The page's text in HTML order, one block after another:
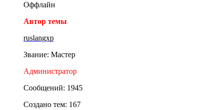
Оффлайн
Автор темы
ruslangxp
Звание: Мастер
Администратор
Сообщений: 1945
Создано тем: 167